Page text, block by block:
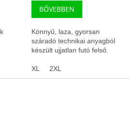
BŐVEBBEN
Könnyű, laza, gyorsan
száradó technikai anyagból
készült ujjatlan futó felső.
XL 2XL